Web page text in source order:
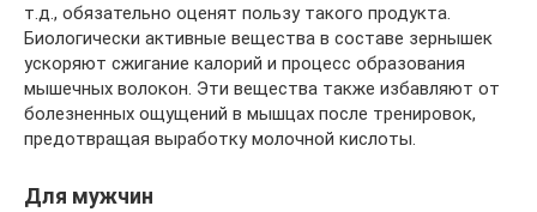
т.д., обязательно оценят пользу такого продукта.
Биологически активные вещества в составе зернышек
ускоряют сжигание калорий и процесс образования
мышечных волокон. Эти вещества также избавляют от
болезненных ощущений в мышцах после тренировок,
предотвращая выработку молочной кислоты.
Для мужчин